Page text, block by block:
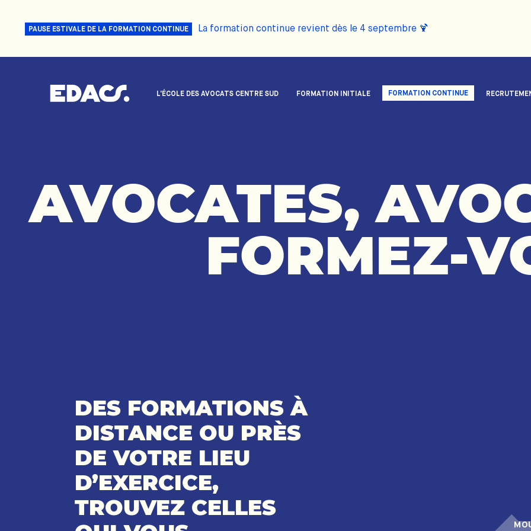
PAUSE ESTIVALE DE LA FORMATION CONTINUE La formation continue revient dès le 4 septembre 🍹
L'ÉCOLE DES AVOCATS CENTRE SUD FORMATION INITIALE FORMATION CONTINUE
AVOCATES,
FORMEZ-
DES FORMATIONS À
DISTANCE OU PRÈS
DE VOTRE LIEU
D’EXERCICE,
TROUVEZ CELLES